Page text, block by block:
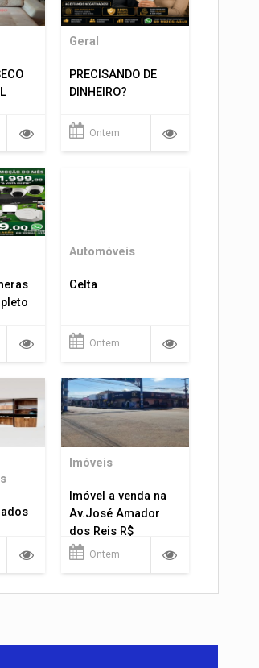
Geral
PRECISANDO DE
DINHEIRO?
Ontem
Automóveis
Celta
Ontem
Imóveis
Imóvel a venda na
Av.José Amador
dos Reis R$
1.400.000
Ontem